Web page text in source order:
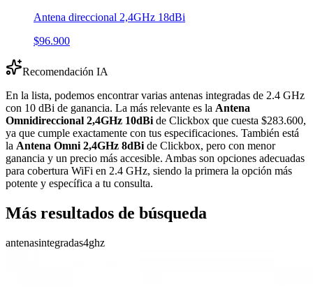
Antena direccional 2,4GHz 18dBi
$96.900
Recomendación IA
En la lista, podemos encontrar varias antenas integradas de 2.4 GHz
con 10 dBi de ganancia. La más relevante es la Antena
Omnidireccional 2,4GHz 10dBi de Clickbox que cuesta $283.600,
ya que cumple exactamente con tus especificaciones. También está
la Antena Omni 2,4GHz 8dBi de Clickbox, pero con menor
ganancia y un precio más accesible. Ambas son opciones adecuadas
para cobertura WiFi en 2.4 GHz, siendo la primera la opción más
potente y específica a tu consulta.
Más resultados de búsqueda
antenasintegradas4ghz